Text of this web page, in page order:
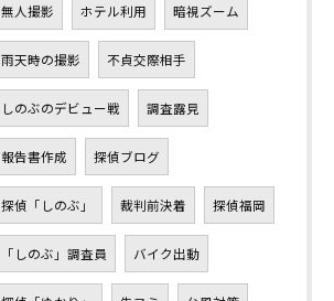
無人撮影 ホテル利用 暗視ズーム
雨天時の撮影 不貞交際相手
しのぶのデビュー戦 調査露見
報告書作成 探偵ブログ
探偵「しのぶ」 裁判前決着 探偵福岡
「しのぶ」調査員 バイク出動